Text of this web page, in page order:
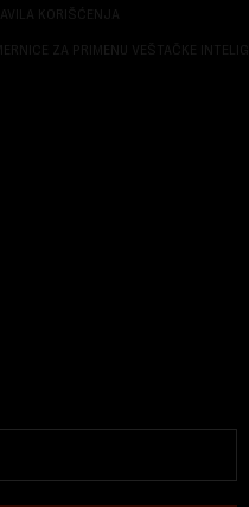
KORIŠĆENJA
ZA PRIMENU VEŠTAČKE